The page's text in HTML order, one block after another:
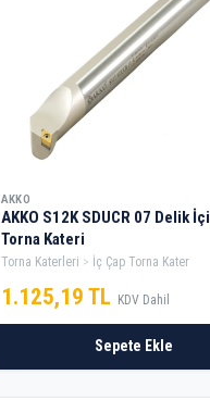
AKKO
AKKO S12K SDUCR 07 Delik İçi
Torna Kateri
Torna Katerleri İç Çap Torna Kater
1.125,19 TL KDV Dahil
Sepete Ekle